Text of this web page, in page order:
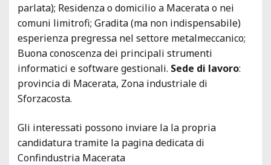
parlata); Residenza o domicilio a Macerata o nei
comuni limitrofi; Gradita (ma non indispensabile)
esperienza pregressa nel settore metalmeccanico;
Buona conoscenza dei principali strumenti
informatici e software gestionali. Sede di lavoro:
provincia di Macerata, Zona industriale di
Sforzacosta.
Gli interessati possono inviare la la propria
candidatura tramite la pagina dedicata di
Confindustria Macerata